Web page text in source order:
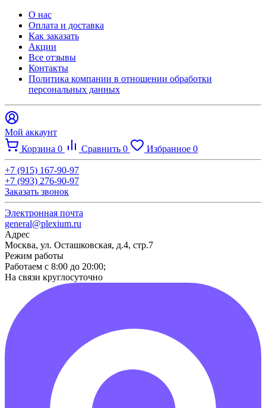
О нас
Оплата и доставка
Как заказать
Акции
Все отзывы
Контакты​
Политика компании в отношении обработки
персональных данных
Мой аккаунт
Корзина 0 Сравнить 0 Избранное 0
+7 (915) 167-90-97
+7 (993) 276-90-97
Заказать звонок
Электронная почта
general@plexium.ru
Адрес
Москва, ул. Осташковская, д.4, стр.7
Режим работы
Работаем с 8:00 до 20:00;
На связи круглосуточно